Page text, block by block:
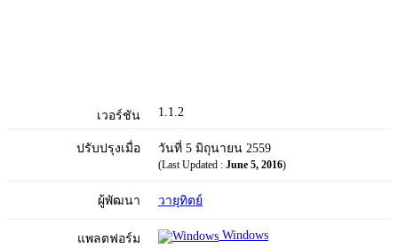
เวอร์ชัน 1.1.2
ปรับปรุงเมื่อ วันที่ 5 มิถุนายน 2559
(Last Updated : June 5, 2016)
ผู้พัฒนา วายุทิตย์
แพลตฟอร์ม Windows